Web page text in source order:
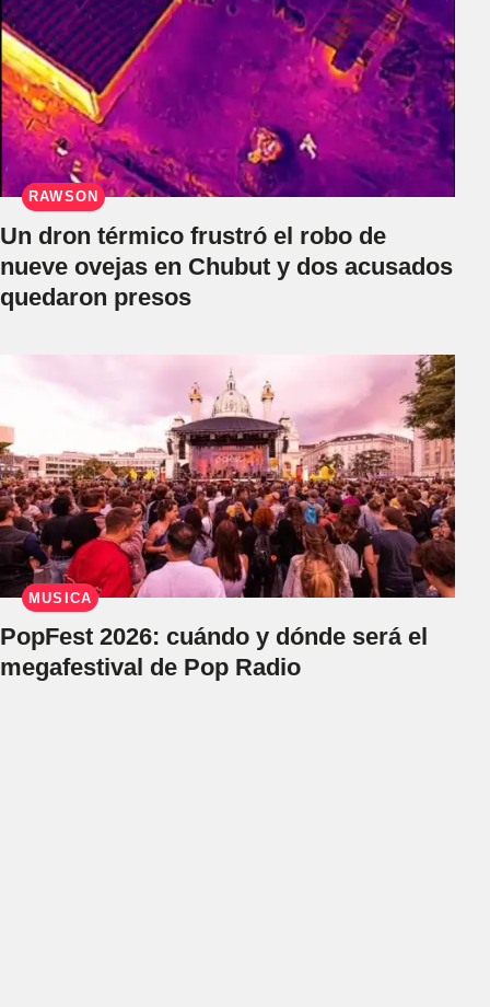
RAWSON
Un dron térmico frustró el robo de
nueve ovejas en Chubut y dos acusados
quedaron presos
MÚSICA
PopFest 2026: cuándo y dónde será el
megafestival de Pop Radio